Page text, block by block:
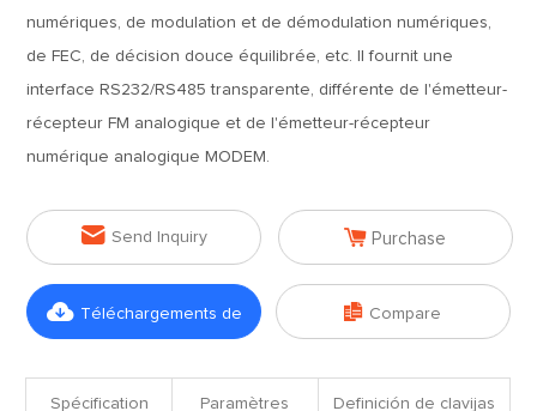
numériques, de modulation et de démodulation numériques,
de FEC, de décision douce équilibrée, etc. Il fournit une
interface RS232/RS485 transparente, différente de l'émetteur-
récepteur FM analogique et de l'émetteur-récepteur
numérique analogique MODEM.
 Send Inquiry  Purchase
 Téléchargements de  Compare
Spécification Paramètres Definición de clavijas